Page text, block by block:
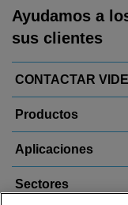
Ayudamos a
sus clientes
CONTACTAR
Productos
Aplicaciones
Sectores